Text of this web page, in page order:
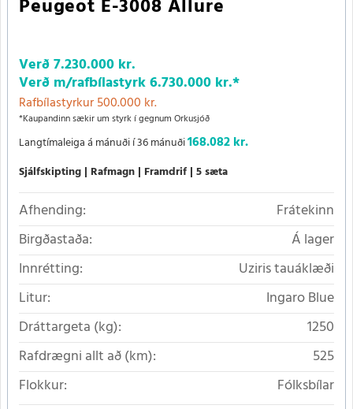
Peugeot E-3008 Allure
Verð7.230.000 kr.
Verð m/rafbílastyrk6.730.000 kr.*
Rafbílastyrkur 500.000 kr.
*Kaupandinn sækir um styrk í gegnum Orkusjóð
Langtímaleiga á mánuði í 36 mánuði168.082 kr.
Sjálfskipting Rafmagn Framdrif 5 sæta
Afhending:
Frátekinn
Birgðastaða:
Á lager
Innrétting:
Uziris tauáklæði
Litur:
Ingaro Blue
Dráttargeta (kg):
1250
Rafdrægni allt að (km):
525
Flokkur:
Fólksbílar